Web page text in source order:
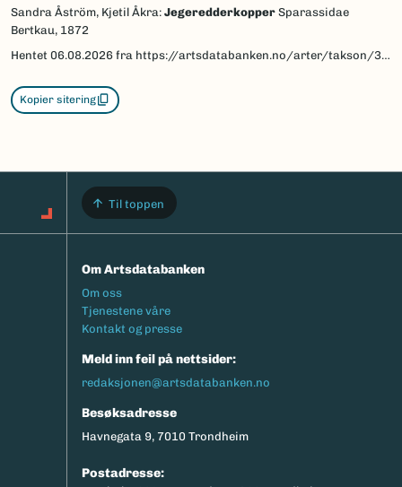
Sandra Åström, Kjetil Åkra: Jegeredderkopper Sparassidae
Bertkau, 1872
Hentet 06.08.2026 fra https://artsdatabanken.no/arter/takson/3170/beskrivelse
Kopier sitering
Til toppen
Om Artsdatabanken
Footermeny
Om oss
Tjenestene våre
Kontakt og presse
Meld inn feil på nettsider:
redaksjonen@artsdatabanken.no
Besøksadresse
Havnegata 9, 7010 Trondheim
Postadresse: